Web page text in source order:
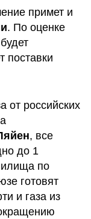
. По оценке
поставки
от российских
, все
до 1
по
готовят
и газа из